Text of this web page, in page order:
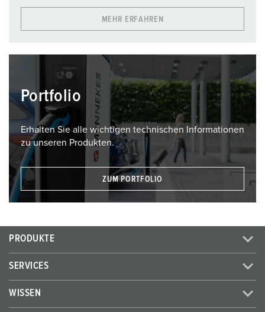
MEHR ERFAHREN
Portfolio
Erhalten Sie alle wichtigen technischen Informationen
zu unseren Produkten.
ZUM PORTFOLIO
PRODUKTE
SERVICES
WISSEN